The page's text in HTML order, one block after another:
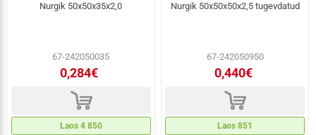
Nurgik 50x50x35x2,0
67-242050035
0,284€
d
Laos 4 850
Nurgik 50x50x50x2,5 tugevdatud
67-242050950
0,440€
d
Laos 851